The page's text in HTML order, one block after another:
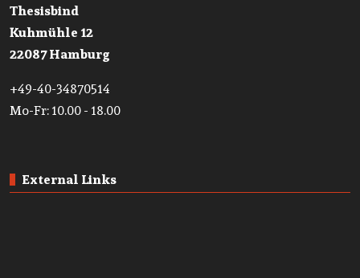
Thesisbind
Kuhmühle 12
22087 Hamburg
+49-40-34870514
Mo-Fr: 10.00 - 18.00
External Links